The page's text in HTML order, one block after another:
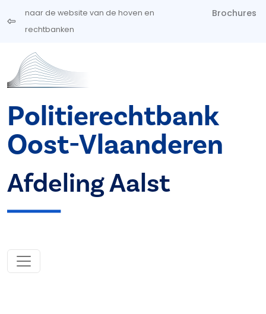
Overslaan en naar de inhoud gaan
naar de website van de hoven en
rechtbanken
Brochures
Politierechtbank
Oost-Vlaanderen
Afdeling Aalst